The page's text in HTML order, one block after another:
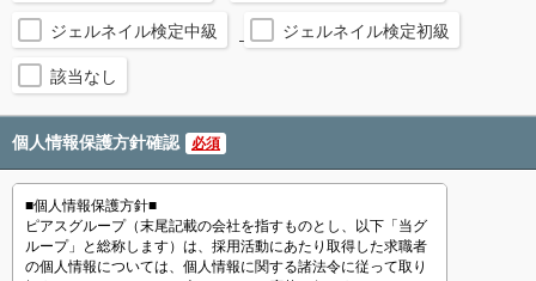
ジェルネイル検定中級 ジェルネイル検定初級
該当なし
個人情報保護方針確認 必須